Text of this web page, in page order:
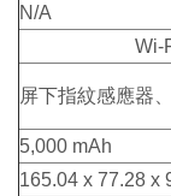
N/A
Wi-
屏下指紋感應器
5,000 mAh
165.04 x 77.28 x